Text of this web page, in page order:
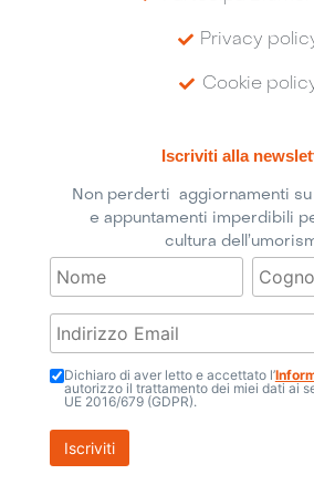
Privacy
Cookie
Iscriviti alla
Non perderti aggiornamenti
e appuntamenti imperdibili
cultura
Dichiaro di aver letto e accettato l’
autorizzo il trattamento dei miei dati ai
UE 2016/679 (GDPR).